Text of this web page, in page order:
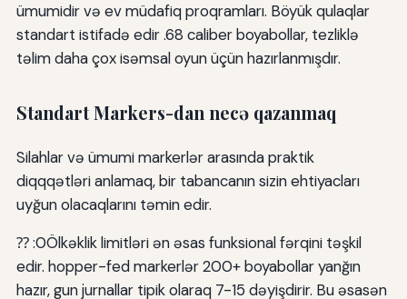
ümumidir və ev müdafiq proqramları. Böyük qulaqlar
standart istifadə edir .68 caliber boyabollar, tezliklə
təlim daha çox isəmsal oyun üçün hazırlanmışdır.
Standart Markers-dan necə qazanmaq
Silahlar və ümumi markerlər arasında praktik
diqqqətləri anlamaq, bir tabancanın sizin ehtiyacları
uyğun olacaqlarını təmin edir.
⁇ :0Ölkəklik limitləri ən əsas funksional fərqini təşkil
edir. hopper-fed markerlər 200+ boyabollar yanğın
hazır, gun jurnallar tipik olaraq 7-15 dəyişdirir. Bu əsasən